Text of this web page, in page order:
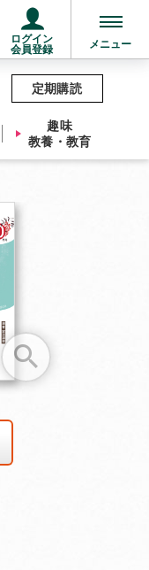
ログイン
会員登録
メニュー
趣味
教養・教育
定期購読